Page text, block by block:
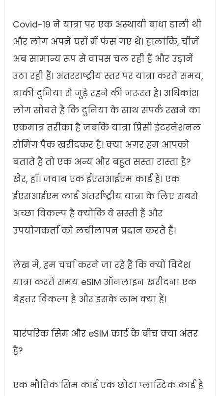
Covid-19 ने यात्रा पर एक अस्थायी बाधा डाली थी
और लोग अपने घरों में फंस गए थे। हालांकि, चीजें
अब सामान्य रूप से वापस चल रही हैं और उड़ानें
उठा रही हैं। अंतरराष्ट्रीय स्तर पर यात्रा करते समय,
बाकी दुनिया से जुड़े रहने की जरूरत है। अधिकांश
लोग सोचते हैं कि दुनिया के साथ संपर्क रखने का
एकमात्र तरीका है जबकि यात्रा प्रिसी इंटरनेशनल
रोमिंग पैक खरीदकर है। क्या अगर हम आपको
बताते हैं तो एक अन्य और बहुत सस्ता रास्ता है?
खैर, हाँ। जवाब एक ईएसआईएम कार्ड है। एक
ईएसआईएम कार्ड अंतर्राष्ट्रीय यात्रा के लिए सबसे
अच्छा विकल्प है क्योंकि वे सस्ती हैं और
उपयोगकर्ता को लचीलापन प्रदान करते हैं।
लेख में, हम चर्चा करने जा रहे हैं कि क्यों विदेश
यात्रा करते समय eSIM ऑनलाइन खरीदना एक
बेहतर विकल्प है और इसके लाभ क्या हैं।
पारंपरिक सिम और eSIM कार्ड के बीच क्या अंतर
है?
एक भौतिक सिम कार्ड एक छोटा प्लास्टिक कार्ड है